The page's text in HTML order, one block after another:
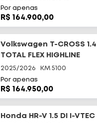
Por apenas
R$ 164.900,00
Volkswagen T-CROSS 1.4
TOTAL FLEX HIGHLINE
AUTOMÁTICO
2025/2026 KM 5100
Por apenas
R$ 164.950,00
Honda HR-V 1.5 DI I-VTEC